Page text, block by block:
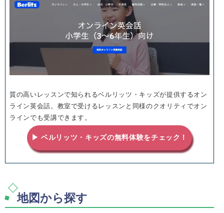
質の高いレッスンで知られるベルリッツ・キッズが提供するオン
ライン英会話。教室で受けるレッスンと同様のクオリティでオン
ラインでも受講できます。
▶ ベルリッツ・キッズの無料体験をチェック！
地図から探す